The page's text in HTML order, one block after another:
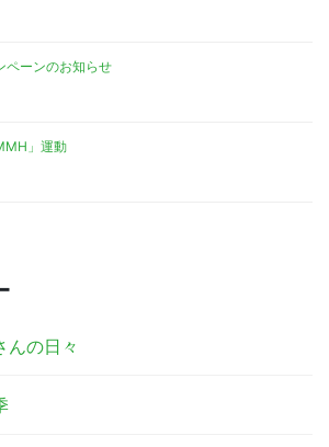
ペーンのお知らせ
」運動
んの日々